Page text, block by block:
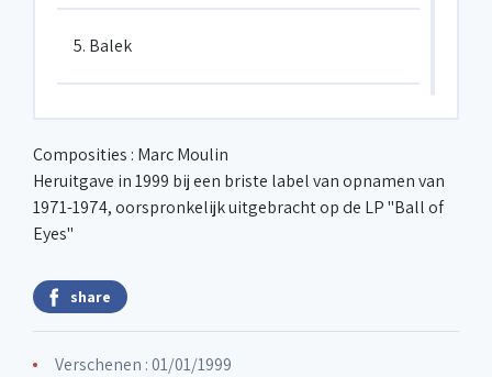
5. Balek
6. Only nineteen
7. Phalène
Composities : Marc Moulin
Heruitgave in 1999 bij een briste label van opnamen van
1971-1974, oorspronkelijk uitgebracht op de LP "Ball of
Eyes"
share
Verschenen : 01/01/1999